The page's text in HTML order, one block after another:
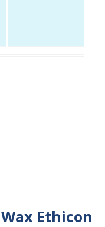
Ethicon